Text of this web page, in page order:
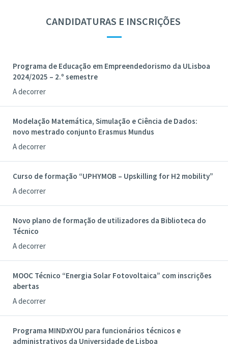
CANDIDATURAS E INSCRIÇÕES
—
Programa de Educação em Empreendedorismo da ULisboa
2024/2025 – 2.º semestre
A decorrer
Modelação Matemática, Simulação e Ciência de Dados:
novo mestrado conjunto Erasmus Mundus
A decorrer
Curso de formação “UPHYMOB – Upskilling for H2 mobility”
A decorrer
Novo plano de formação de utilizadores da Biblioteca do
Técnico
A decorrer
MOOC Técnico “Energia Solar Fotovoltaica” com inscrições
abertas
A decorrer
Programa MINDxYOU para funcionários técnicos e
administrativos da Universidade de Lisboa